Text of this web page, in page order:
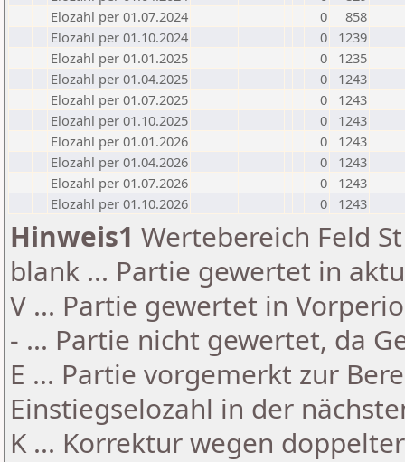
Elozahl per 01.07.2024
0
858
Elozahl per 01.10.2024
0
1239
Elozahl per 01.01.2025
0
1235
Elozahl per 01.04.2025
0
1243
Elozahl per 01.07.2025
0
1243
Elozahl per 01.10.2025
0
1243
Elozahl per 01.01.2026
0
1243
Elozahl per 01.04.2026
0
1243
Elozahl per 01.07.2026
0
1243
Elozahl per 01.10.2026
0 1243
Hinweis1 Wertebereich Feld
blank ... Partie gewertet in
V ... Partie gewertet in
- ... Partie nicht gewertet, da
E ... Partie vorgemerkt zur
Einstiegselozahl in der
K ... Korrektur wegen